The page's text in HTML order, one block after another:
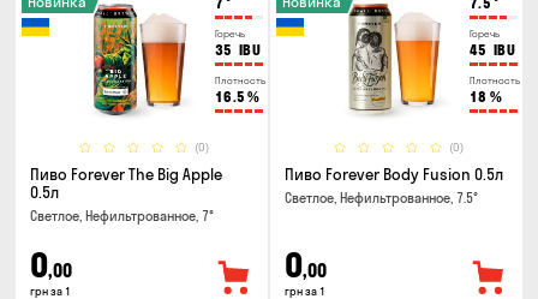
Горечь
35 IBU
Плотность
16.5 %
(0)
Пиво Forever The Big Apple
0.5л
Светлое, Нефильтрованное, 7°
0,00
грн за 1
Горечь
45 IBU
Плотность
18 %
(0)
Пиво Forever Body Fusion 0.5л
Светлое, Нефильтрованное, 7.5°
0,00
грн за 1